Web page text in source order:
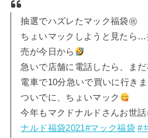
抽選でハズレたマック福袋㊗
ちょいマックしようと見たら…
売が今日から
急いで店舗に電話したら、ま
電車で10分急いで買いに行きま
ついでに、ちょいマック
今年もマクドナルドさんお世
ナルド福袋2021#マック福袋 #